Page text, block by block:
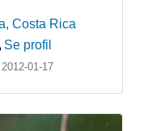
, Costa Rica
Se profil
2012-01-17